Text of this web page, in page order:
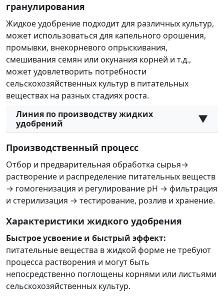
гранулирования
Жидкое удобрение подходит для различных культур,
может использоваться для капельного орошения,
промывки, внекорневого опрыскивания,
смешивания семян или окунания корней и т.д.,
может удовлетворить потребности
сельскохозяйственных культур в питательных
веществах на разных стадиях роста.
Линия по производству жидких
удобрений
▼
Производственный процесс
Отбор и предварительная обработка сырья→
растворение и распределение питательных веществ
→ гомогенизация и регулирование рН → фильтрация
и стерилизация → тестирование, розлив и хранение.
Характеристики жидкого удобрения
Быстрое усвоение и быстрый эффект:
питательные вещества в жидкой форме не требуют
процесса растворения и могут быть
непосредственно поглощены корнями или листьями
сельскохозяйственных культур.